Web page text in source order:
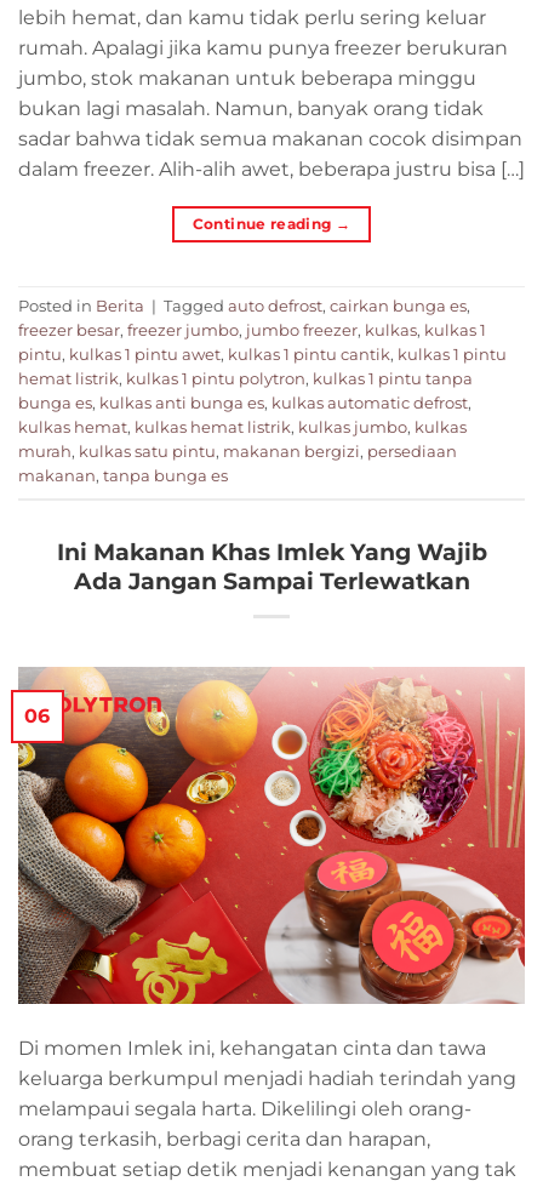
lebih hemat, dan kamu tidak perlu sering keluar
rumah. Apalagi jika kamu punya freezer berukuran
jumbo, stok makanan untuk beberapa minggu
bukan lagi masalah. Namun, banyak orang tidak
sadar bahwa tidak semua makanan cocok disimpan
dalam freezer. Alih-alih awet, beberapa justru bisa […]
Continue reading →
Posted in Berita | Tagged auto defrost, cairkan bunga es,
freezer besar, freezer jumbo, jumbo freezer, kulkas, kulkas 1
pintu, kulkas 1 pintu awet, kulkas 1 pintu cantik, kulkas 1 pintu
hemat listrik, kulkas 1 pintu polytron, kulkas 1 pintu tanpa
bunga es, kulkas anti bunga es, kulkas automatic defrost,
kulkas hemat, kulkas hemat listrik, kulkas jumbo, kulkas
murah, kulkas satu pintu, makanan bergizi, persediaan
makanan, tanpa bunga es
Ini Makanan Khas Imlek Yang Wajib
Ada Jangan Sampai Terlewatkan
06
Di momen Imlek ini, kehangatan cinta dan tawa
keluarga berkumpul menjadi hadiah terindah yang
melampaui segala harta. Dikelilingi oleh orang-
orang terkasih, berbagi cerita dan harapan,
membuat setiap detik menjadi kenangan yang tak